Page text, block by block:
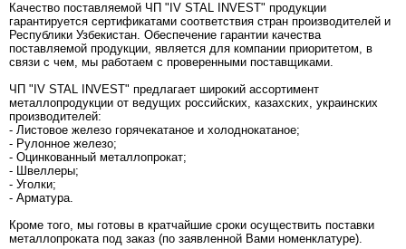
Качество поставляемой ЧП "IV STAL INVEST" продукции
гарантируется сертификатами соответствия стран производителей и
Республики Узбекистан. Обеспечение гарантии качества
поставляемой продукции, является для компании приоритетом, в
связи с чем, мы работаем с проверенными поставщиками.
ЧП "IV STAL INVEST" предлагает широкий ассортимент
металлопродукции от ведущих российских, казахских, украинских
производителей:
- Листовое железо горячекатаное и холоднокатаное;
- Рулонное железо;
- Оцинкованный металлопрокат;
- Швеллеры;
- Уголки;
- Арматура.
Кроме того, мы готовы в кратчайшие сроки осуществить поставки
металлопроката под заказ (по заявленной Вами номенклатуре).